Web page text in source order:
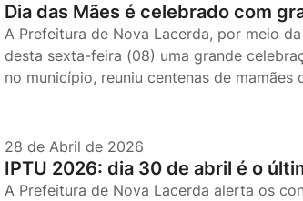
Dia das Mães é celebrado com
A Prefeitura de Nova Lacerda, por meio
desta sexta-feira (08) uma grande
no município, reuniu centenas de
28 de Abril de 2026
IPTU 2026: dia 30 de abril é o
A Prefeitura de Nova Lacerda alerta os